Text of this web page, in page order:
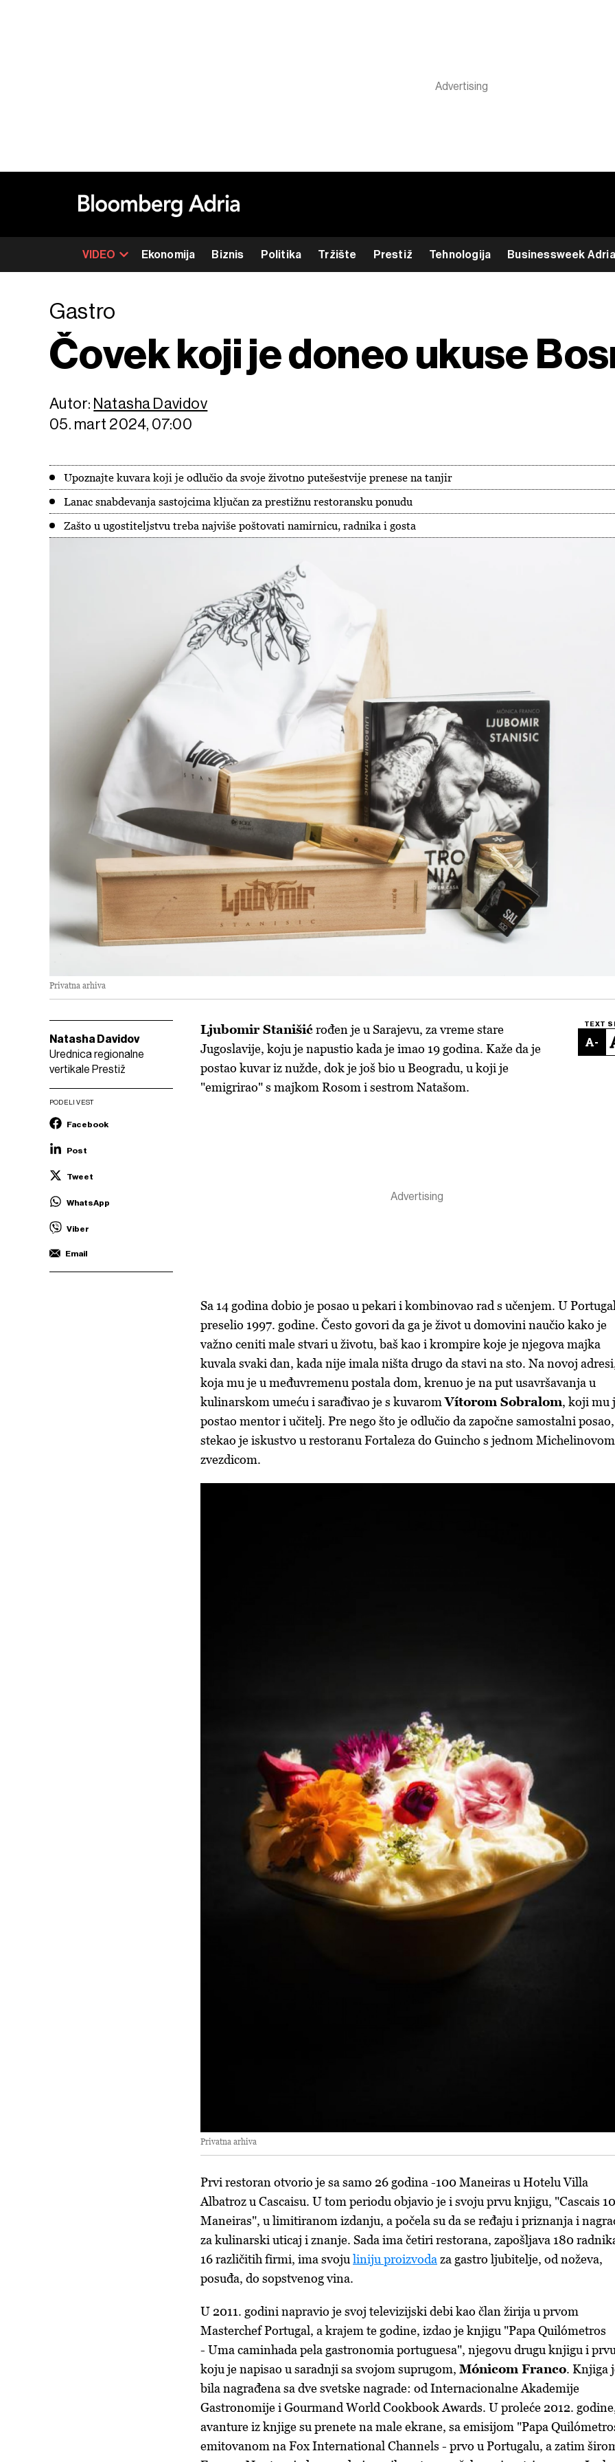
VIDEO Ekonomija Biznis Politika Tržište Prestiž Tehnologija Businessweek Adria
Gastro
Čovek koji je doneo ukuse
Autor: Natasha Davidov
05. mart 2024, 07:00
Upoznajte kuvara koji je odlučio da svoje životno putešestvije prenese na tanjir
Lanac snabdevanja sastojcima ključan za prestižnu restoransku ponudu
Zašto u ugostiteljstvu treba najviše poštovati namirnicu, radnika i gosta
Privatna arhiva
Natasha Davidov
Urednica regionalne
vertikale Prestiž
PODELI VEST
Facebook
Post
Tweet
WhatsApp
Viber
Email
TEXT
-
Ljubomir Stanišićrođen je u Sarajevu, za vreme stare
Jugoslavije, koju je napustio kada je imao 19 godina. Kaže da je
postao kuvar iz nužde, dok je još bio u Beogradu, u koji je
"emigrirao" s majkom Rosom i sestrom Natašom.
Sa 14 godina dobio je posao u pekari i kombinovao rad s učenjem. U
preselio 1997. godine. Često govori da ga je život u domovini naučio kako je
važno ceniti male stvari u životu, baš kao i krompire koje je njegova majka
kuvala svaki dan, kada nije imala ništa drugo da stavi na sto. Na novoj
koja mu je u međuvremenu postala dom, krenuo je na put usavršavanja u
kulinarskom umeću i sarađivao je s kuvaromVítorom Sobralom, koji mu
postao mentor i učitelj. Pre nego što je odlučio da započne samostalni posao,
stekao je iskustvo u restoranu Fortaleza do Guincho s jednom Michelinovom
zvezdicom.
Privatna arhiva
Prvi restoran otvorio jesa samo 26 godina -100Maneiras u HoteluVilla
Albatrozu Cascaisu. U tom periodu objavio jei svoju prvu knjigu, "Cascais
Maneiras", u limitiranom izdanju, a počela su da seređaju i priznanja i
za kulinarski uticaj i znanje. Sada ima četiri restorana, zapošljava 180
16različitihfirmi, ima svoju liniju proizvoda za gastro ljubitelje, od noževa,
posuđa, do sopstvenogvina.
U 2011. godini napravio jesvoj televizijski debi kao član žirija u prvom
MasterchefPortugal, a krajem te godine, izdao jeknjigu "Papa Quilómetros
- Uma caminhada pela gastronomia portuguesa", njegovu drugu knjigu i prvu
koju jenapisao u saradnji sa svojom suprugom, Mónicom Franco. Knjiga
bila nagrađena sa dvesvetskenagrade: od InternacionalneAkademije
Gastronomijei Gourmand World Cookbook Awards. Uproleće 2012. godine
avantureizknjigesu prenetena maleekrane, sa emisijom "Papa Quiló
emitovanom na Fox International Channels - prvo u Portugalu, a zatim š